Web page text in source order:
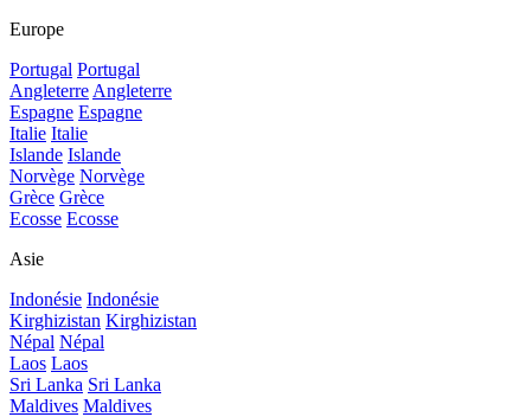
Europe
Portugal Portugal
Angleterre Angleterre
Espagne Espagne
Italie Italie
Islande Islande
Norvège Norvège
Grèce Grèce
Ecosse Ecosse
Asie
Indonésie Indonésie
Kirghizistan Kirghizistan
Népal Népal
Laos Laos
Sri Lanka Sri Lanka
Maldives Maldives